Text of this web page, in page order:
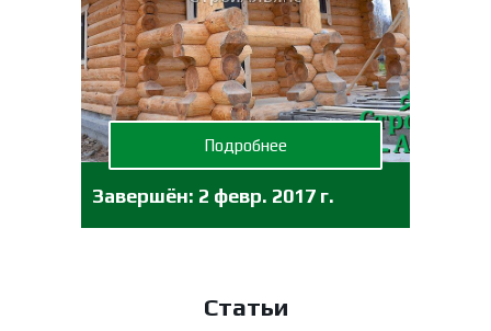
Завершён: 2 февр. 2017 г.
Подробнее
Статьи